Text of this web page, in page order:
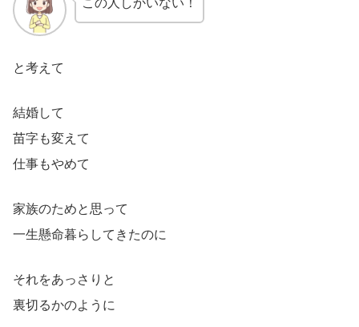
と考えて
結婚して
苗字も変えて
仕事もやめて
家族のためと思って
一生懸命暮らしてきたのに
それをあっさりと
裏切るかのように